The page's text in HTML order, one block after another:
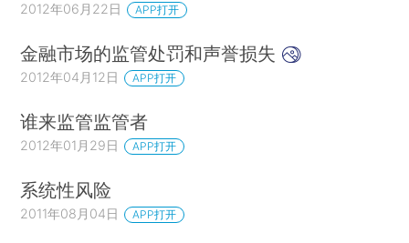
2012年06月22日 APP打开
金融市场的监管处罚和声誉损失
2012年04月12日 APP打开
谁来监管监管者
2012年01月29日 APP打开
系统性风险
2011年08月04日 APP打开